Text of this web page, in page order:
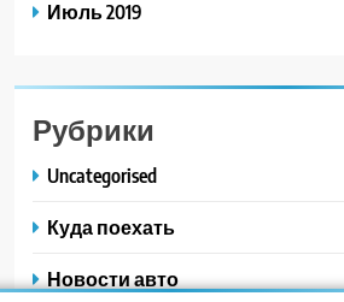
Июль 2019
Рубрики
Uncategorised
Куда поехать
Новости авто